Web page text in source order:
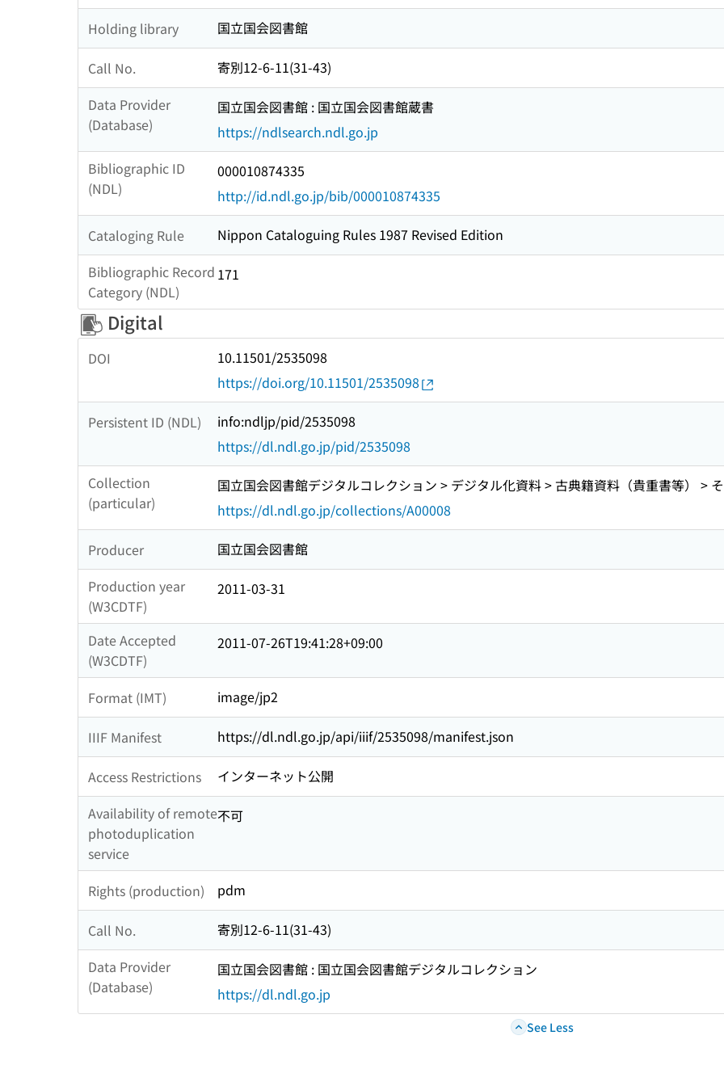
Holding library 国立国会図書館
Call No.
寄別12-6-11(31-43)
Data Provider
(Database)
国立国会図書館 : 国立国会図書館蔵書
https://ndlsearch.ndl.go.jp
Bibliographic ID
(NDL)
000010874335
http://id.ndl.go.jp/bib/000010874335
Cataloging Rule
Nippon Cataloguing Rules 1987 Revised Edition
Bibliographic Record
Category (NDL)
171
Digital
DOI
10.11501/2535098
https://doi.org/10.11501/2535098
Persistent ID (NDL)
info:ndljp/pid/2535098
https://dl.ndl.go.jp/pid/2535098
Collection
(particular)
国立国会図書館デジタルコレクション > デジタル化資料 > 古典籍資料（貴重書等） >
https://dl.ndl.go.jp/collections/A00008
Producer
国立国会図書館
Production year
(W3CDTF)
2011-03-31
Date Accepted
(W3CDTF)
2011-07-26T19:41:28+09:00
Format (IMT) image/jp2
IIIF Manifest https://dl.ndl.go.jp/api/iiif/2535098/manifest.json
Access Restrictions
インターネット公開
Availability of remote
photoduplication
service
不可
Rights (production) pdm
Call No.
寄別12-6-11(31-43)
Data Provider
(Database)
国立国会図書館 : 国立国会図書館デジタルコレクション
https://dl.ndl.go.jp
See Less